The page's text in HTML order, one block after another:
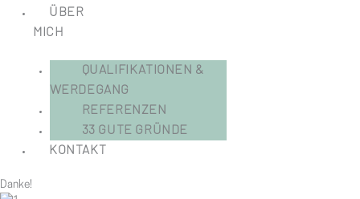
ÜBER
MICH
QUALIFIKATIONEN &
WERDEGANG
REFERENZEN
33 GUTE GRÜNDE
KONTAKT
Danke!